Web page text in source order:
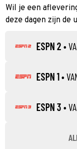
Wil je een
deze dagen zijn de
ESPN 2 •
ESPN 1•
ESPN 3 •